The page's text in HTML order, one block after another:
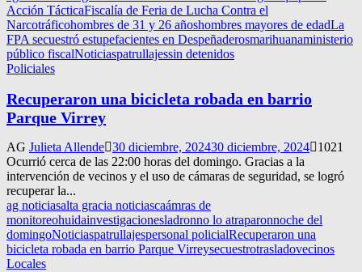
Acción TácticaFiscalía de Feria de Lucha Contra el
Narcotráficohombres de 31 y 26 añoshombres mayores de edadLa
FPA secuestró estupefacientes en Despeñaderosmarihuanaministerio
público fiscalNoticiaspatrullajessin detenidos
Policiales
Recuperaron una bicicleta robada en barrio
Parque Virrey
AG Julieta Allende 30 diciembre, 202430 diciembre, 2024
1021
Ocurrió cerca de las 22:00 horas del domingo. Gracias a la
intervención de vecinos y el uso de cámaras de seguridad, se logró
recuperar la...
ag noticiasalta gracia noticiascaámras de
monitoreohuidainvestigacionesladronno lo atraparonnoche del
domingoNoticiaspatrullajespersonal policialRecuperaron una
bicicleta robada en barrio Parque Virreysecuestrotrasladovecinos
Locales